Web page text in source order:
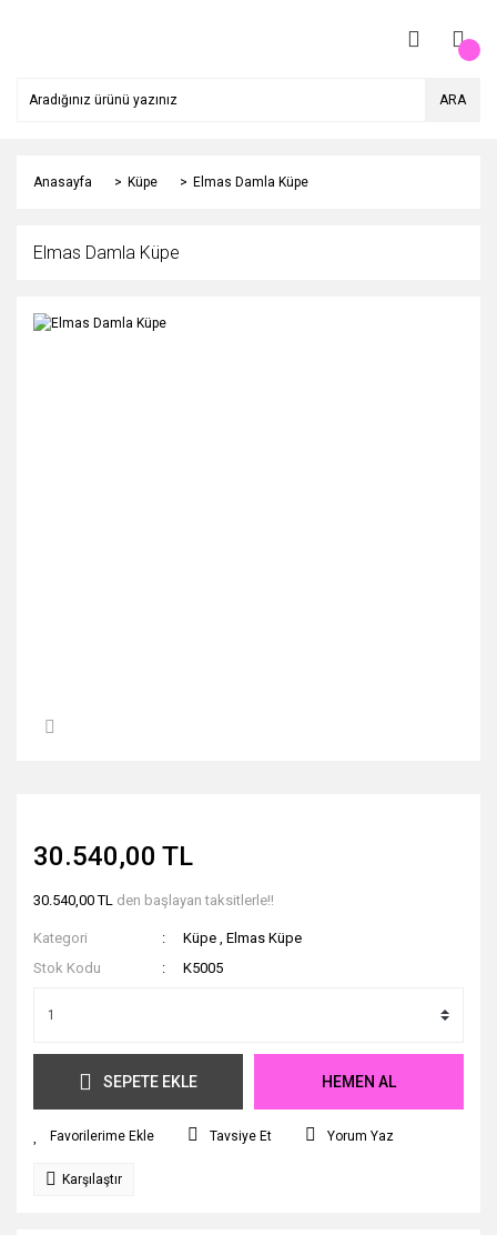
ARA
Anasayfa Küpe Elmas Damla Küpe
Elmas Damla Küpe
30.540,00 TL
30.540,00 TL den başlayan taksitlerle!!
Kategori Küpe ,Elmas Küpe
Stok Kodu
K5005
SEPETE EKLE HEMEN AL
Tavsiye Et Yorum Yaz
Karşılaştır